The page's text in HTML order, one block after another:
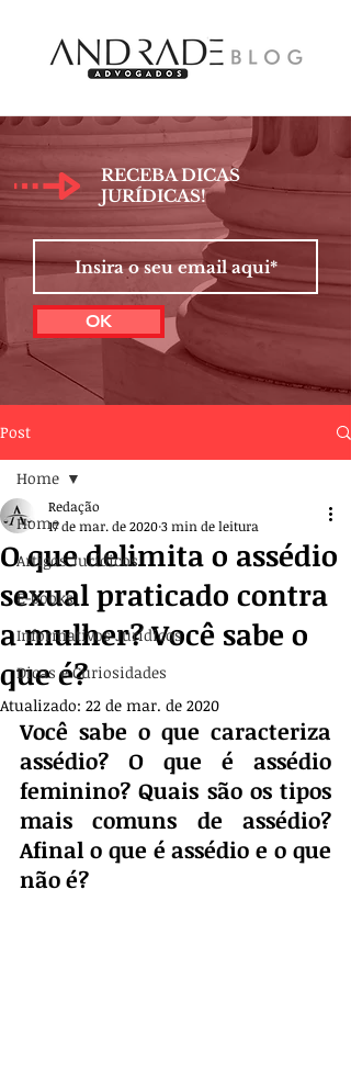
RECEBA DICAS
JURÍDICAS!
OK
Post
Home
Artigos Jurídicos
E-books
Informativos Jurídicos
Dicas e Curiosidades
Home
O que delimita o assédio
sexual praticado contra
a mulher? Você sabe o
que é?
Redação
17 de mar. de 20203 min de leitura
Atualizado: 22 de mar. de 2020
Você sabe o que caracteriza
assédio? O que é assédio
feminino? Quais são os tipos
mais comuns de assédio?
Afinal o que é assédio e o que
não é?